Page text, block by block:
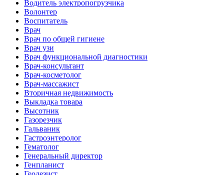
Водитель электропогрузчика
Волонтер
Воспитатель
Врач
Врач по общей гигиене
Врач узи
Врач функциональной диагностики
Врач-консультант
Врач-косметолог
Врач-массажист
Вторичная недвижимость
Выкладка товара
Высотник
Газорезчик
Гальваник
Гастроэнтеролог
Гематолог
Генеральный директор
Генпланист